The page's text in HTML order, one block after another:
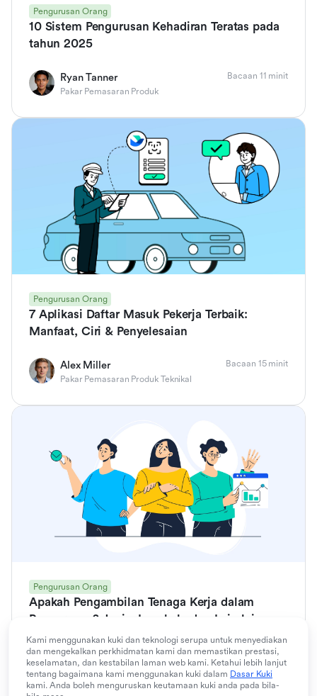
Pengurusan Orang
10 Sistem Pengurusan Kehadiran Teratas pada
tahun 2025
Ryan Tanner
Pakar Pemasaran Produk
Bacaan 11 minit
Pengurusan Orang
7 Aplikasi Daftar Masuk Pekerja Terbaik:
Manfaat, Ciri & Penyelesaian
Alex Miller
Pakar Pemasaran Produk Teknikal
Bacaan 15 minit
Pengurusan Orang
Apakah Pengambilan Tenaga Kerja dalam
Pengurusan? Jenis, Langkah, dan Lain-lain
Alan Chan
Pakar Pemasaran Produk Teknikal
Bacaan 10 minit
Kami menggunakan kuki dan teknologi serupa untuk menyediakan
dan mengekalkan perkhidmatan kami dan memastikan prestasi,
keselamatan, dan kestabilan laman web kami. Ketahui lebih lanjut
tentang bagaimana kami menggunakan kuki dalam Dasar Kuki
kami. Anda boleh menguruskan keutamaan kuki anda pada bila-